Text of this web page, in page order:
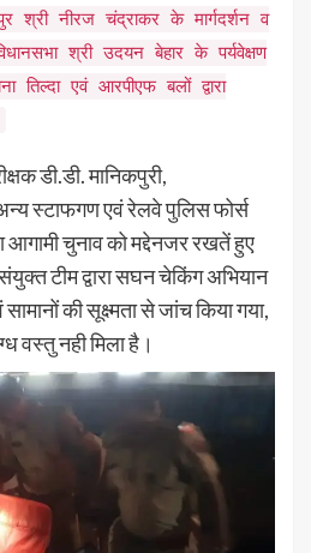
श्री नीरज चंद्राकर के मार्गदर्शन व
श्री उदयन बेहार के पर्यवेक्षण
तिल्दा एवं आरपीएफ बलों द्वारा
डी.डी. मानिकपुरी,
स्टाफगण एवं रेलवे पुलिस फोर्स
आगामी चुनाव को मद्देनजर रखतें हुए
टीम द्वारा सघन चेकिंग अभियान
की सूक्ष्मता से जांच किया गया,
वस्तु नही मिला है।